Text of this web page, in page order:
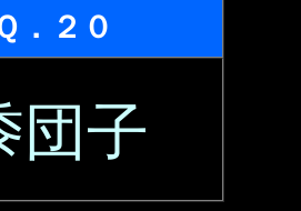
．２０
団子